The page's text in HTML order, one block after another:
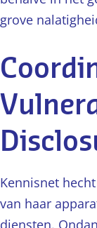
grove
Kennisnet
van haar
diensten.